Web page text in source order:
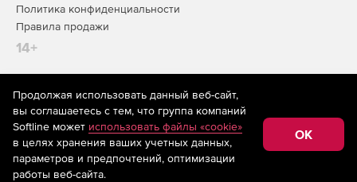
Политика конфиденциальности
Правила продажи
14+
На информационном ресурсе store.softline.ru применяются
рекомендательные технологии(информационные технологии
предоставления информации на основе сбора,
систематизации и анализа сведений, относящихся к
предпочтениям пользователей сети «Интернет»,
находящихся на территории Российской Федерации)
Продолжая использовать данный веб-сайт,
вы соглашаетесь с тем, что группа компаний
Softline может использовать файлы «cookie»
в целях хранения ваших учетных данных,
параметров и предпочтений, оптимизации
работы веб-сайта.
OK